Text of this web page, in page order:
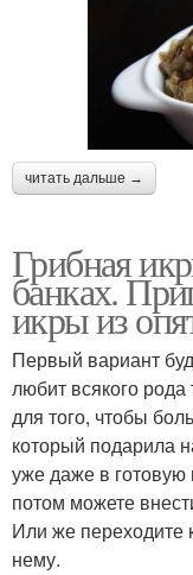
читать дальше →
Грибная
банках.
икры из
Первый вариант
любит всякого
для того, чтобы
который подарила
уже даже в готовую
потом можете
Или же переходите
нему.